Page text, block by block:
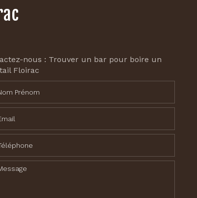
nous : Trouver un bar pour boire un
Floirac